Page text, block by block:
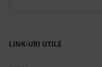
LINK-URI UTILE